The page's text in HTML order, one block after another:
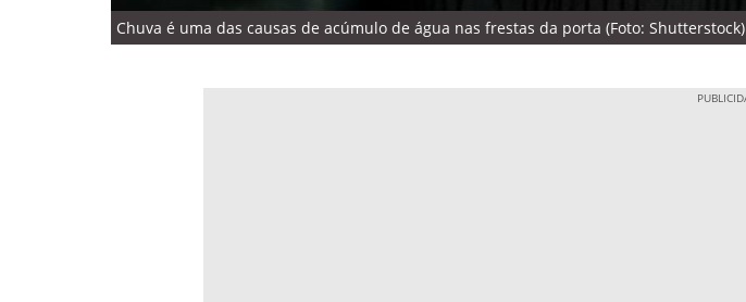
Chuva é uma das causas de acúmulo de água nas frestas da porta (Foto: Shutterstock)